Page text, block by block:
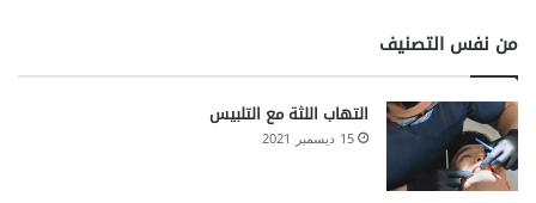
من نفس التصنيف
التهاب اللثة مع التلبيس
15 ديسمبر 2021